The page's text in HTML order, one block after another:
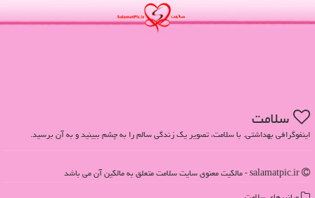
سلامت
اینفوگرافی بهداشتی. با سلامت، تصویر یک زندگی سالم را به چشم ببینید و به آن برسید.